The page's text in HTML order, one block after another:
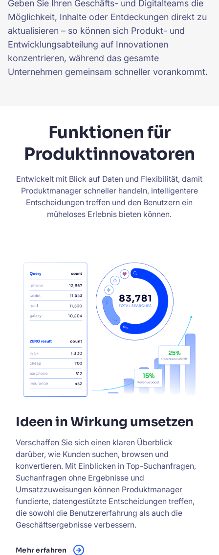
Geben Sie Ihren Geschäfts- und Digitalteams die
Möglichkeit, Inhalte oder Entdeckungen direkt zu
aktualisieren – so können sich Produkt- und
Entwicklungsabteilung auf Innovationen
konzentrieren, während das gesamte
Unternehmen gemeinsam schneller vorankommt.
Funktionen für
Produktinnovatoren
Entwickelt mit Blick auf Daten und Flexibilität, damit
Produktmanager schneller handeln, intelligentere
Entscheidungen treffen und den Benutzern ein
müheloses Erlebnis bieten können.
Ideen in Wirkung umsetzen
Verschaffen Sie sich einen klaren Überblick
darüber, wie Kunden suchen, browsen und
konvertieren. Mit Einblicken in Top-Suchanfragen,
Suchanfragen ohne Ergebnisse und
Umsatzzuweisungen können Produktmanager
fundierte, datengestützte Entscheidungen treffen,
die sowohl die Benutzererfahrung als auch die
Geschäftsergebnisse verbessern.
Mehr erfahren